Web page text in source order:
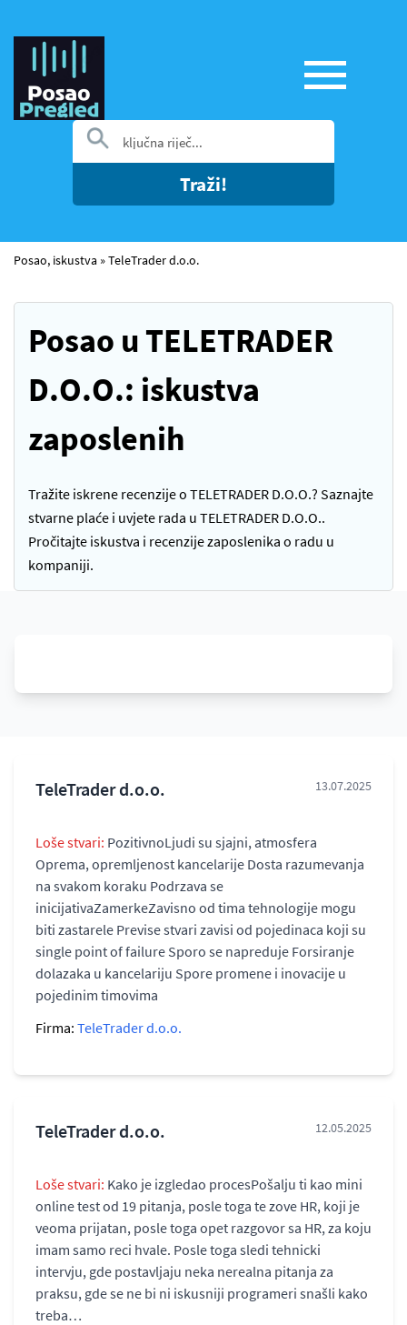
Traži!
Posao, iskustva »TeleTrader d.o.o.
Posao u TELETRADER
D.O.O.: iskustva
zaposlenih
Tražite iskrene recenzije o TELETRADER D.O.O.? Saznajte
stvarne plaće i uvjete rada u TELETRADER D.O.O..
Pročitajte iskustva i recenzije zaposlenika o radu u
kompaniji.
TeleTrader d.o.o. 13.07.2025
Loše stvari: PozitivnoLjudi su sjajni, atmosfera
Oprema, opremljenost kancelarije Dosta razumevanja
na svakom koraku Podrzava se
inicijativaZamerkeZavisno od tima tehnologije mogu
biti zastarele Previse stvari zavisi od pojedinaca koji su
single point of failure Sporo se napreduje Forsiranje
dolazaka u kancelariju Spore promene i inovacije u
pojedinim timovima
Firma: TeleTrader d.o.o.
TeleTrader d.o.o. 12.05.2025
Loše stvari: Kako je izgledao procesPošalju ti kao mini
online test od 19 pitanja, posle toga te zove HR, koji je
veoma prijatan, posle toga opet razgovor sa HR, za koju
imam samo reci hvale. Posle toga sledi tehnicki
intervju, gde postavljaju neka nerealna pitanja za
praksu, gde se ne bi ni iskusniji programeri snašli kako
treba…